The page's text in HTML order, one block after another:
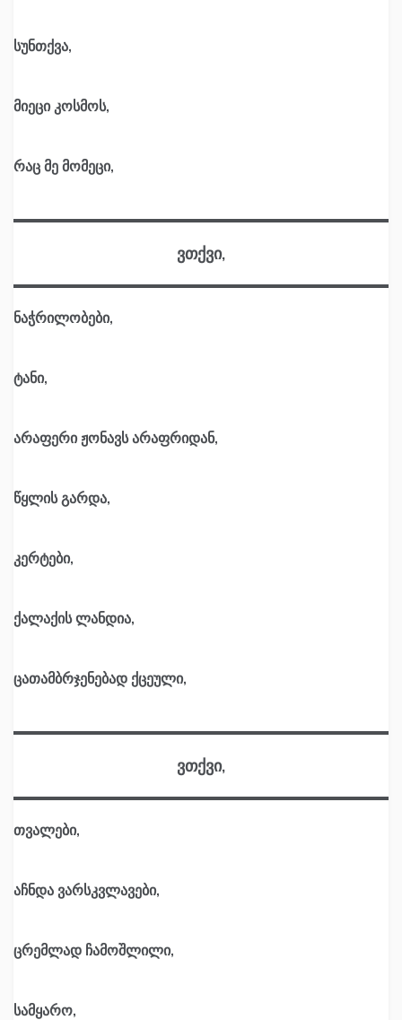
სუნთქვა,
მიეცი კოსმოს,
რაც მე მომეცი,
ვთქვი,
ნაჭრილობები,
ტანი,
არაფერი ჟონავს არაფრიდან,
წყლის გარდა,
კერტები,
ქალაქის ლანდია,
ცათამბრჯენებად ქცეული,
ვთქვი,
თვალები,
აჩნდა ვარსკვლავები,
ცრემლად ჩამოშლილი,
სამყარო,